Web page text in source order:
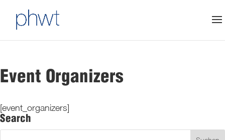
Event Organizers
[event_organizers]
Search